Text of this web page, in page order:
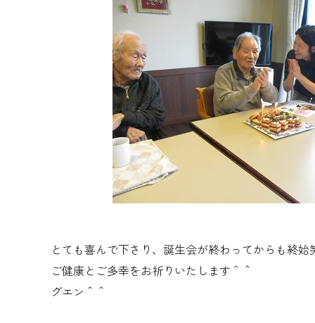
とても喜んで下さり、誕生会が終わってからも終
ご健康とご多幸をお祈りいたします＾＾
グエン＾＾